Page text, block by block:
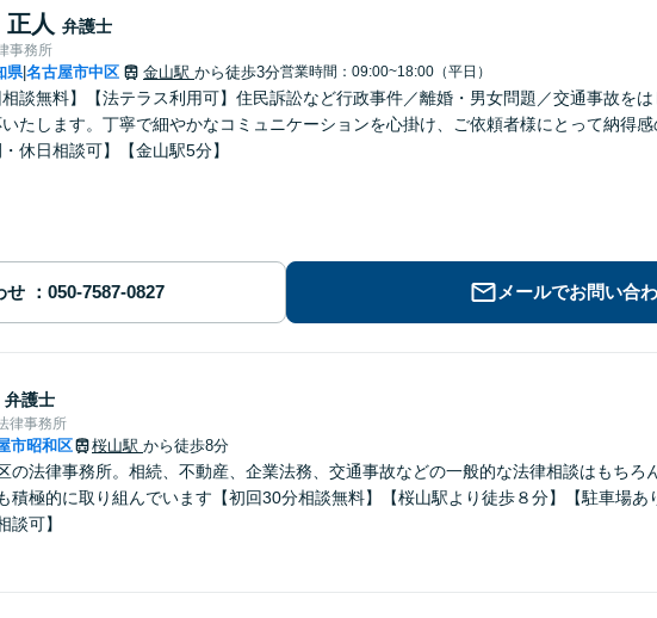
人 弁護士
事務所
県|名古屋市中区 金山駅 から徒歩3分営業時間：09:00~18:00（平日）
相談無料】【法テラス利用可】住民訴訟など行政事件／離婚・男女問題／交通事故を
たします。丁寧で細やかなコミュニケーションを心掛け、ご依頼者様にとって納得
・休日相談可】【金山駅5分】
せ メールでお問い合
弁護士
律事務所
市昭和区 桜山駅 から徒歩8分
の法律事務所。相続、不動産、企業法務、交通事故などの一般的な法律相談はもちろ
積極的に取り組んでいます【初回30分相談無料】【桜山駅より徒歩８分】【駐車場あ
談可】